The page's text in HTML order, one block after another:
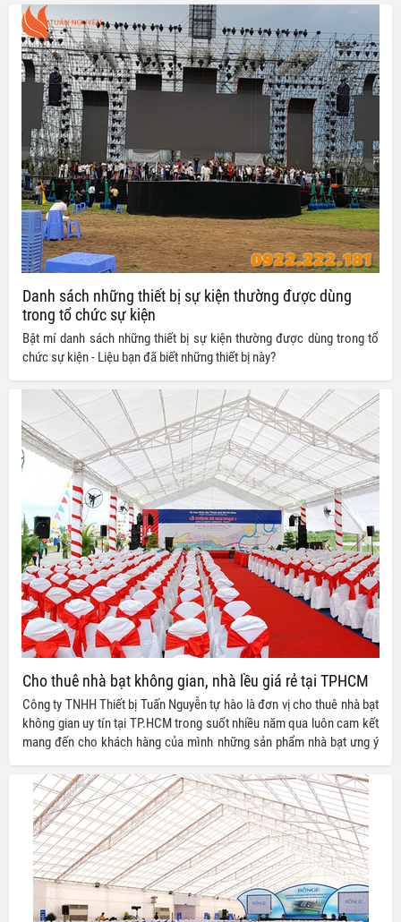
bao lâu? 4.Có dịch vụ giao và lắp đặt bàn ghế không? 5.Có giảm giá
cho thuê số lượng lớn không?..
Danh sách những thiết bị sự kiện thường được dùng
trong tổ chức sự kiện
Bật mí danh sách những thiết bị sự kiện thường được dùng trong tổ
chức sự kiện - Liệu bạn đã biết những thiết bị này?
Cho thuê nhà bạt không gian, nhà lều giá rẻ tại TPHCM
Công ty TNHH Thiết bị Tuấn Nguyễn tự hào là đơn vị cho thuê nhà bạt
không gian uy tín tại TP.HCM trong suốt nhiều năm qua luôn cam kết
mang đến cho khách hàng của mình những sản phẩm nhà bạt ưng ý